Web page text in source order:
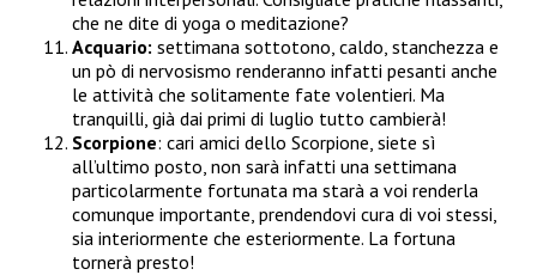
che ne dite di yoga o meditazione?
Acquario: settimana sottotono, caldo, stanchezza e
un pò di nervosismo renderanno infatti pesanti anche
le attività che solitamente fate volentieri. Ma
tranquilli, già dai primi di luglio tutto cambierà!
Scorpione: cari amici dello Scorpione, siete sì
all’ultimo posto, non sarà infatti una settimana
particolarmente fortunata ma starà a voi renderla
comunque importante, prendendovi cura di voi stessi,
sia interiormente che esteriormente. La fortuna
tornerà presto!